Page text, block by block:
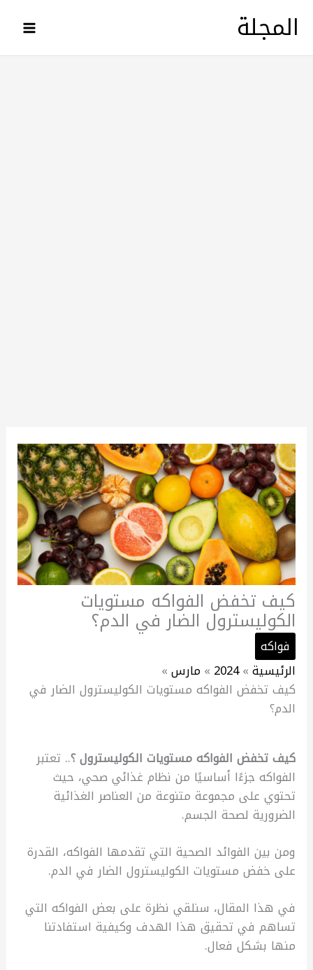
المجلة
كيف تخفض الفواكه مستويات
الكوليسترول الضار في الدم؟
فواكه
الرئيسية
2024
مارس
كيف تخفض الفواكه مستويات الكوليسترول الضار في
الدم؟
كيف تخفض الفواكه مستويات الكوليسترول ؟.. تعتبر
الفواكه جزءًا أساسيًا من نظام غذائي صحي، حيث
تحتوي على مجموعة متنوعة من العناصر الغذائية
الضرورية لصحة الجسم.
ومن بين الفوائد الصحية التي تقدمها الفواكه، القدرة
على خفض مستويات الكوليسترول الضار في الدم.
في هذا المقال، سنلقي نظرة على بعض الفواكه التي
تساهم في تحقيق هذا الهدف وكيفية استفادتنا
منها بشكل فعال.